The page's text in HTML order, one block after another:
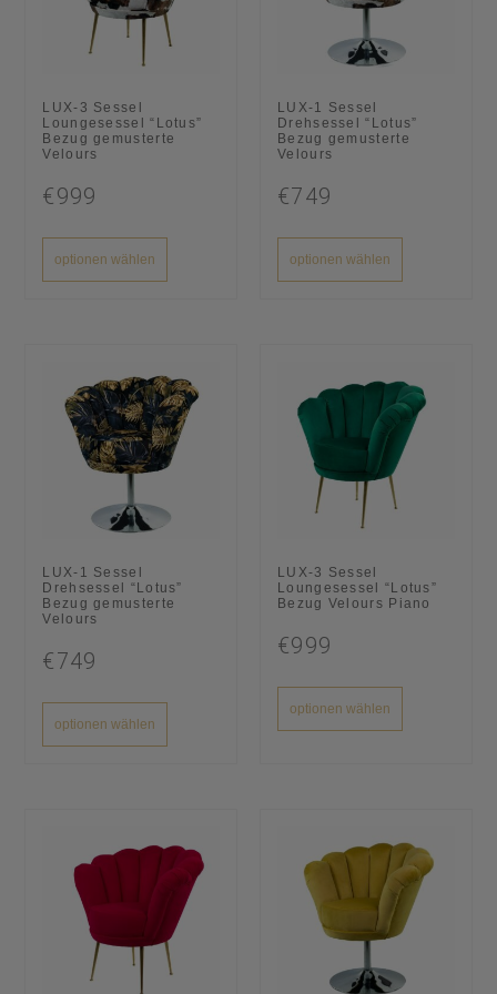
LUX-3 Sessel
Loungesessel “Lotus”
Bezug gemusterte
Velours
€999
optionen wählen
LUX-1 Sessel
Drehsessel “Lotus”
Bezug gemusterte
Velours
€749
optionen wählen
LUX-1 Sessel
Drehsessel “Lotus”
Bezug gemusterte
Velours
€749
optionen wählen
LUX-3 Sessel
Loungesessel “Lotus”
Bezug Velours Piano
€999
optionen wählen